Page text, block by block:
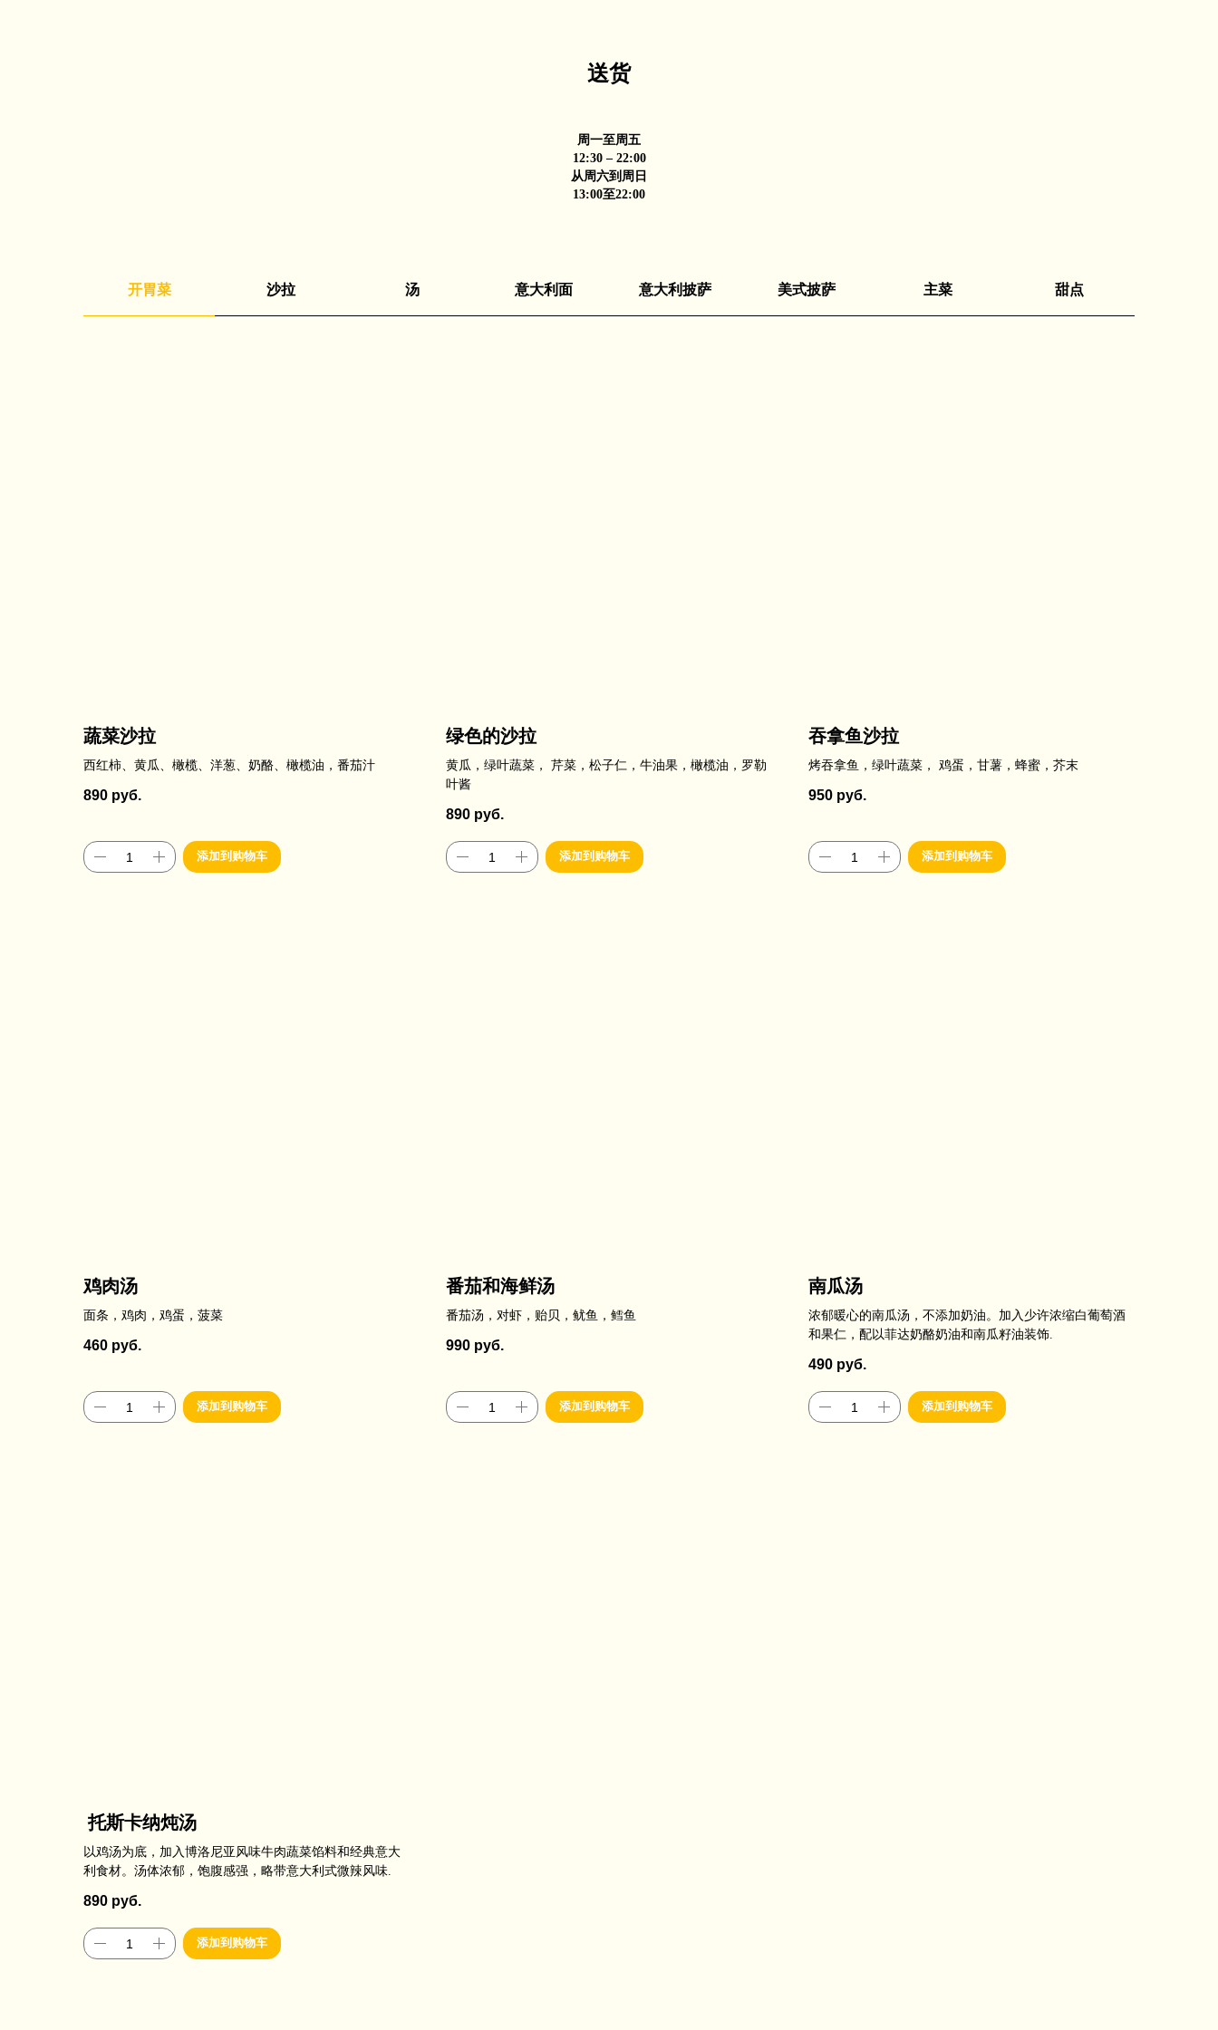
送货
周一至周五
12:30 – 22:00
从周六到周日
13:00至22:00
开胃菜 沙拉 汤 意大利面 意大利披萨 美式披萨 主菜 甜点
蔬菜沙拉
西红柿、黄瓜、橄榄、洋葱、奶酪、橄榄油，番茄汁
890 руб.
添加到购物车
绿色的沙拉
黄瓜，绿叶蔬菜， 芹菜，松子仁，牛油果，橄榄油，罗勒
叶酱
890 руб.
添加到购物车
吞拿鱼沙拉
烤吞拿鱼，绿叶蔬菜， 鸡蛋，甘薯，蜂蜜，芥末
950 руб.
添加到购物车
鸡肉汤
面条，鸡肉，鸡蛋，菠菜
460 руб.
添加到购物车
番茄和海鲜汤
番茄汤，对虾，贻贝，鱿鱼，鳕鱼
990 руб.
添加到购物车
南瓜汤
浓郁暖心的南瓜汤，不添加奶油。加入少许浓缩白葡萄酒
和果仁，配以菲达奶酪奶油和南瓜籽油装饰.
490 руб.
添加到购物车
托斯卡纳炖汤
以鸡汤为底，加入博洛尼亚风味牛肉蔬菜馅料和经典意大
利食材。汤体浓郁，饱腹感强，略带意大利式微辣风味.
890 руб.
添加到购物车